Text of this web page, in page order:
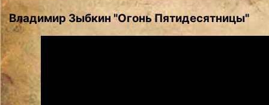
Владимир Зыбкин "Огонь Пятидесятницы"